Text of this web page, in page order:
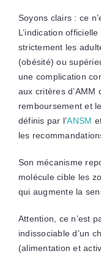
Soyons clairs : ce
L’indication
strictement les
(obésité) ou
une complication
aux critères d’AMM
remboursement et
définis par l’ANSM
les
Son mécanisme
molécule cible les
qui augmente la
Attention, ce n’est
indissociable d’un
(alimentation et